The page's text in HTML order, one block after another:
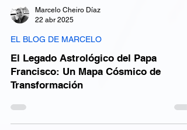
Marcelo Cheiro Díaz
EL BLOG DE MARCELO
El Legado Astrológico del Papa
Francisco: Un Mapa Cósmico de